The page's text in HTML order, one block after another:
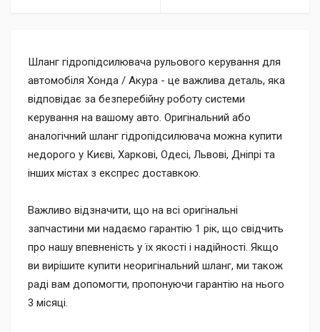
Шланг гідропідсилювача рульового керування для
автомобіля Хонда / Акура - це важлива деталь, яка
відповідає за безперебійну роботу системи
керування на вашому авто. Оригінальний або
аналогічний шланг гідропідсилювача можна купити
недорого у Києві, Харкові, Одесі, Львові, Дніпрі та
інших містах з експрес доставкою.
Важливо відзначити, що на всі оригінальні
запчастини ми надаємо гарантію 1 рік, що свідчить
про нашу впевненість у їх якості і надійності. Якщо
ви вирішите купити неоригінальний шланг, ми також
раді вам допомогти, пропонуючи гарантію на нього
3 місяці.